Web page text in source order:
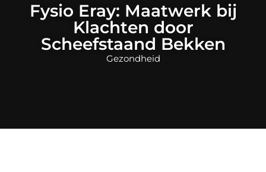
Fysio Eray: Maatwerk bij
Klachten door
Scheefstaand Bekken
Gezondheid